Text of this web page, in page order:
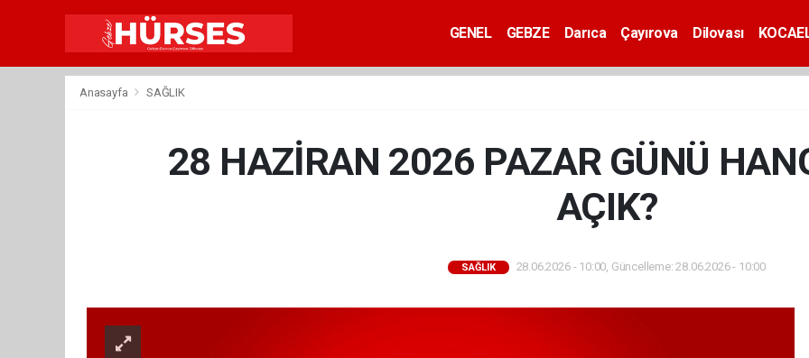
GENEL GEBZE Darıca Çayırova Dilovası
Anasayfa SAĞLIK
28 HAZİRAN 2026 PAZAR GÜNÜ
AÇIK?
SAĞLIK 28.06.2026 - 10:00, Güncelleme: 28.06.2026 - 10:00